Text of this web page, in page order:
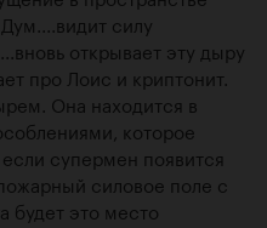
силу
открывает эту дыру
про Лоис и криптонит.
Она находится в
которое
супермен появится
силовое поле с
будет это место